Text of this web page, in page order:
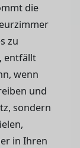
die
zu
entfällt
wenn
und
sondern
in Ihren